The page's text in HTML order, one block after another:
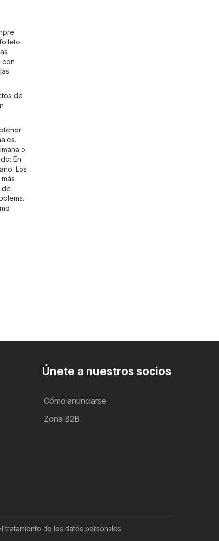
con
de
.
o
En
Los
de
Únete a nuestros socios
Cómo anunciarse
Zona B2B
tratamiento de los datos personales